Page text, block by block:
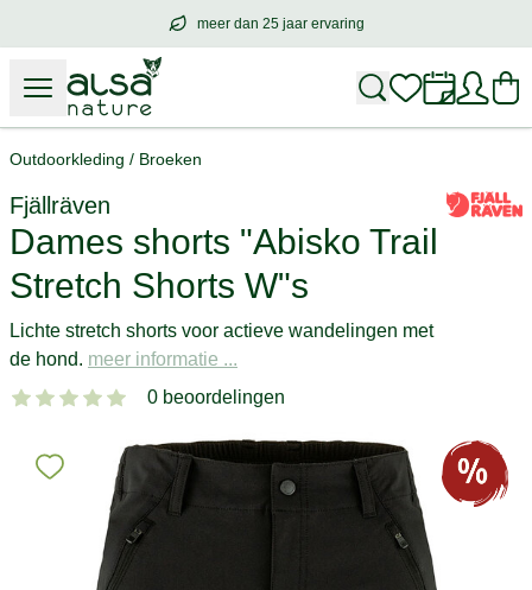
meer dan 25 jaar ervaring
meer dan25 jaar ervaring
Outdoorkleding / Broeken
Fjällräven
Dames shorts "Abisko Trail
Stretch Shorts W"s
Lichte stretch shorts voor actieve wandelingen met
de hond. meer informatie ...
0 beoordelingen